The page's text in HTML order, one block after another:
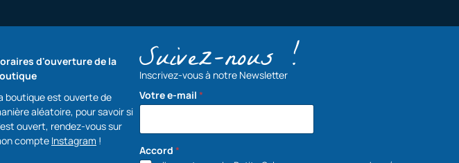
d'ouverture de la
boutique est ouverte de
aléatoire, pour savoir si
ouvert, rendez-vous sur
compte Instagram !
Suivez-nous !
Inscrivez-vous à notre Newsletter
Votre e-mail *
A
Accord *